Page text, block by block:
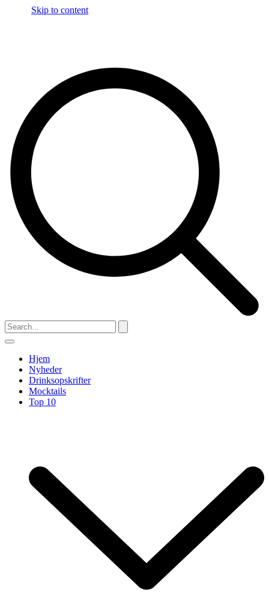
Skip to content
Hjem
Nyheder
Drinksopskrifter
Mocktails
Top 10